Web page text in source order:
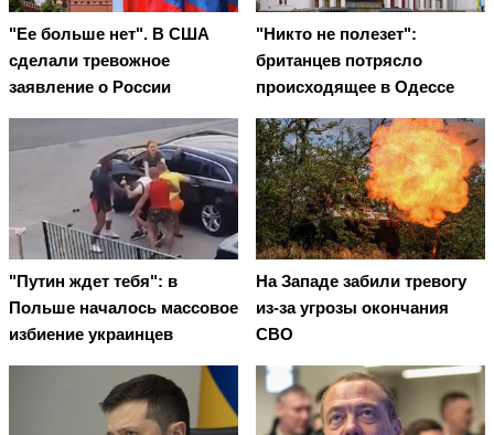
"Ее больше нет". В США
сделали тревожное
заявление о России
"Никто не полезет":
британцев потрясло
происходящее в Одессе
"Путин ждет тебя": в
Польше началось массовое
избиение украинцев
На Западе забили тревогу
из-за угрозы окончания
СВО